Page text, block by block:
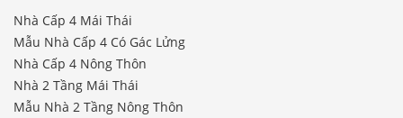
Nhà Cấp 4 Mái Thái
Mẫu Nhà Cấp 4 Có Gác Lửng
Nhà Cấp 4 Nông Thôn
Nhà 2 Tầng Mái Thái
Mẫu Nhà 2 Tầng Nông Thôn